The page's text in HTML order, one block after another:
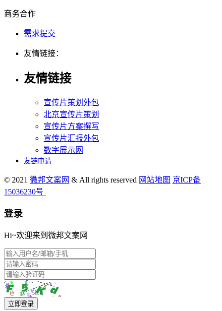
商务合作
需求提交
友情链接：
友情链接
宣传片策划外包
北京宣传片策划
宣传片方案撰写
宣传片汇报外包
数字展示网
友链申请
© 2021 微邦文案网 & All rights reserved 网站地图 京ICP备
15036230号
登录
Hi~欢迎来到微邦文案网
立即登录